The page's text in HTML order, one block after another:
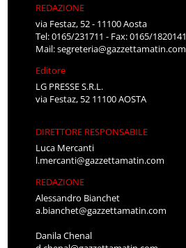
REDAZIONE
via Festaz, 52 - 11100 Aosta
Tel: 0165/231711 - Fax: 0165/1820141
Mail:segreteria@gazzettamatin.com
Editore
LG PRESSE S.R.L.
via Festaz, 52 11100 AOSTA
DIRETTORE RESPONSABILE
Luca Mercanti
l.mercanti@gazzettamatin.com
REDAZIONE
Alessandro Bianchet
a.bianchet@gazzettamatin.com
Danila Chenal